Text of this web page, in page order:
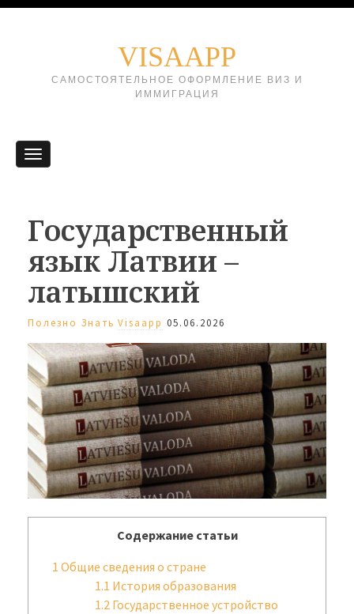
VISAAPP
САМОСТОЯТЕЛЬНОЕ ОФОРМЛЕНИЕ ВИЗ И
ИММИГРАЦИЯ
Государственный
язык Латвии –
латышский
Полезно Знать Visaapp 05.06.2026
Содержание статьи
1 Общие сведения о стране
1.1 История образования
1.2 Государственное устройство